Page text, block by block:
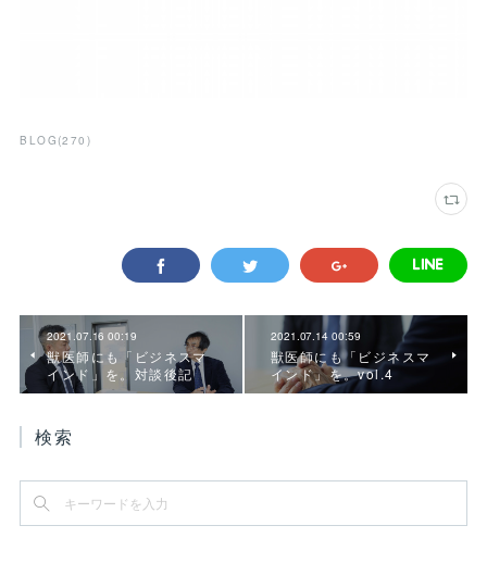
BLOG (270 )
2021.07.16 00:19
獣医師にも「ビジネスマ
インド」を。対談後記
2021.07.14 00:59
獣医師にも「ビジネスマ
インド」を。vol.4
検索